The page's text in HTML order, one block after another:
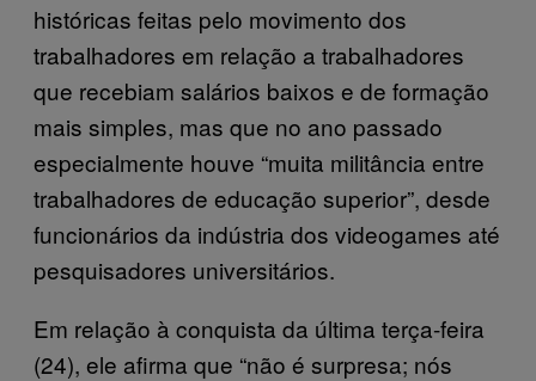
históricas feitas pelo movimento dos
trabalhadores em relação a trabalhadores
que recebiam salários baixos e de formação
mais simples, mas que no ano passado
especialmente houve “muita militância entre
trabalhadores de educação superior”, desde
funcionários da indústria dos videogames até
pesquisadores universitários.
Em relação à conquista da última terça-feira
(24), ele afirma que “não é surpresa; nós